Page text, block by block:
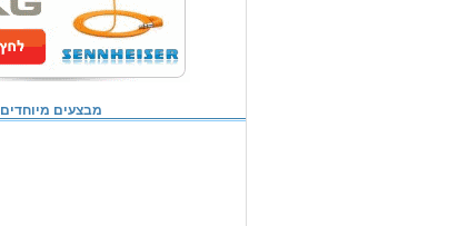
מבצעים מיוחדים